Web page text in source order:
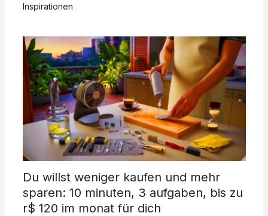
Inspirationen
Du willst weniger kaufen und mehr
sparen: 10 minuten, 3 aufgaben, bis zu
r$ 120 im monat für dich